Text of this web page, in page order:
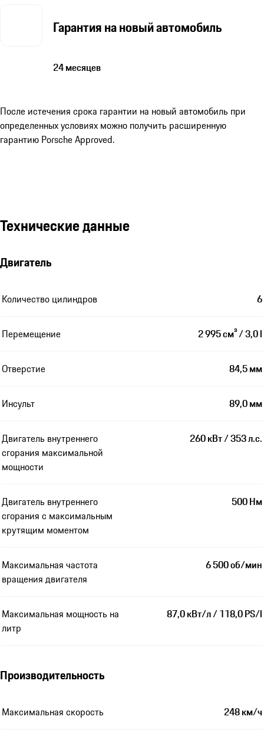
Гарантия на новый автомобиль
24 месяцев
После истечения срока гарантии на новый автомобиль при
определенных условиях можно получить расширенную
гарантию Porsche Approved.
Технические данные
Двигатель
Количество цилиндров 6
Перемещение 2 995 см³ / 3,0 l
Отверстие 84,5 мм
Инсульт 89,0 мм
Двигатель внутреннего
сгорания максимальной
мощности
260 кВт / 353 л.с.
Двигатель внутреннего
сгорания с максимальным
крутящим моментом
500 Нм
Максимальная частота
вращения двигателя
6 500 об/мин
Максимальная мощность на
литр
87,0 кВт/л / 118,0 PS/l
Производительность
Максимальная скорость 248 км/ч